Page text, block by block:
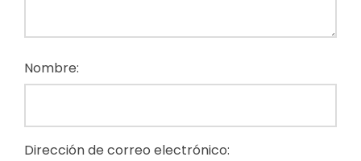
Nombre:
Dirección de correo electrónico: